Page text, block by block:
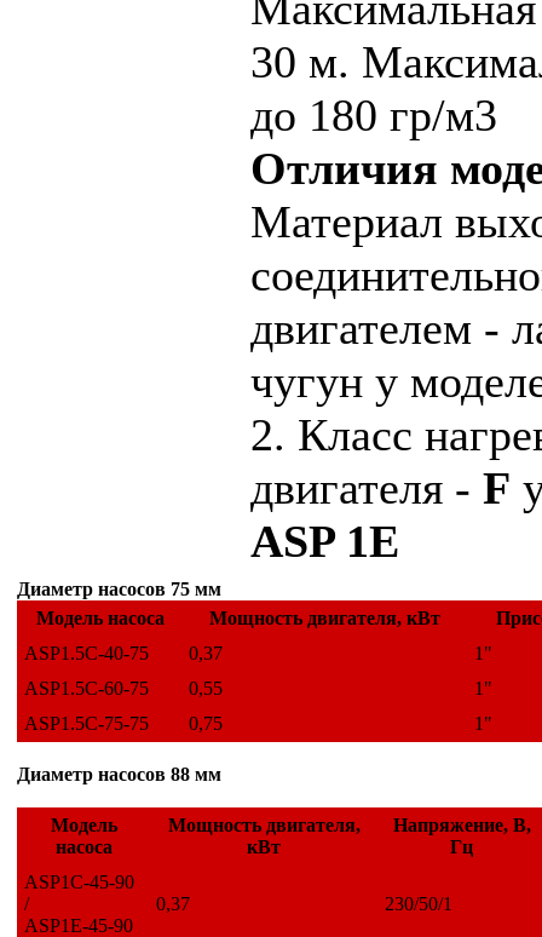
30 м.
до 180 гр/м3
Отличия
Материал
двигателем -
чугун у
2. Класс
двигателя - F
ASP 1E
Диаметр насосов 75 мм
Модель насоса
Мощность двигателя, кВт
ASP1.5C-40-75
0,37
1"
ASP1.5C-60-75
0,55
1"
ASP1.5C-75-75
0,75 1"
Диаметр насосов 88 мм
Модель
насоса
Мощность двигателя,
кВт
Напряжение, В,
Гц
ASP1C-45-90
/
ASP1E-45-90
0,37 230/50/1